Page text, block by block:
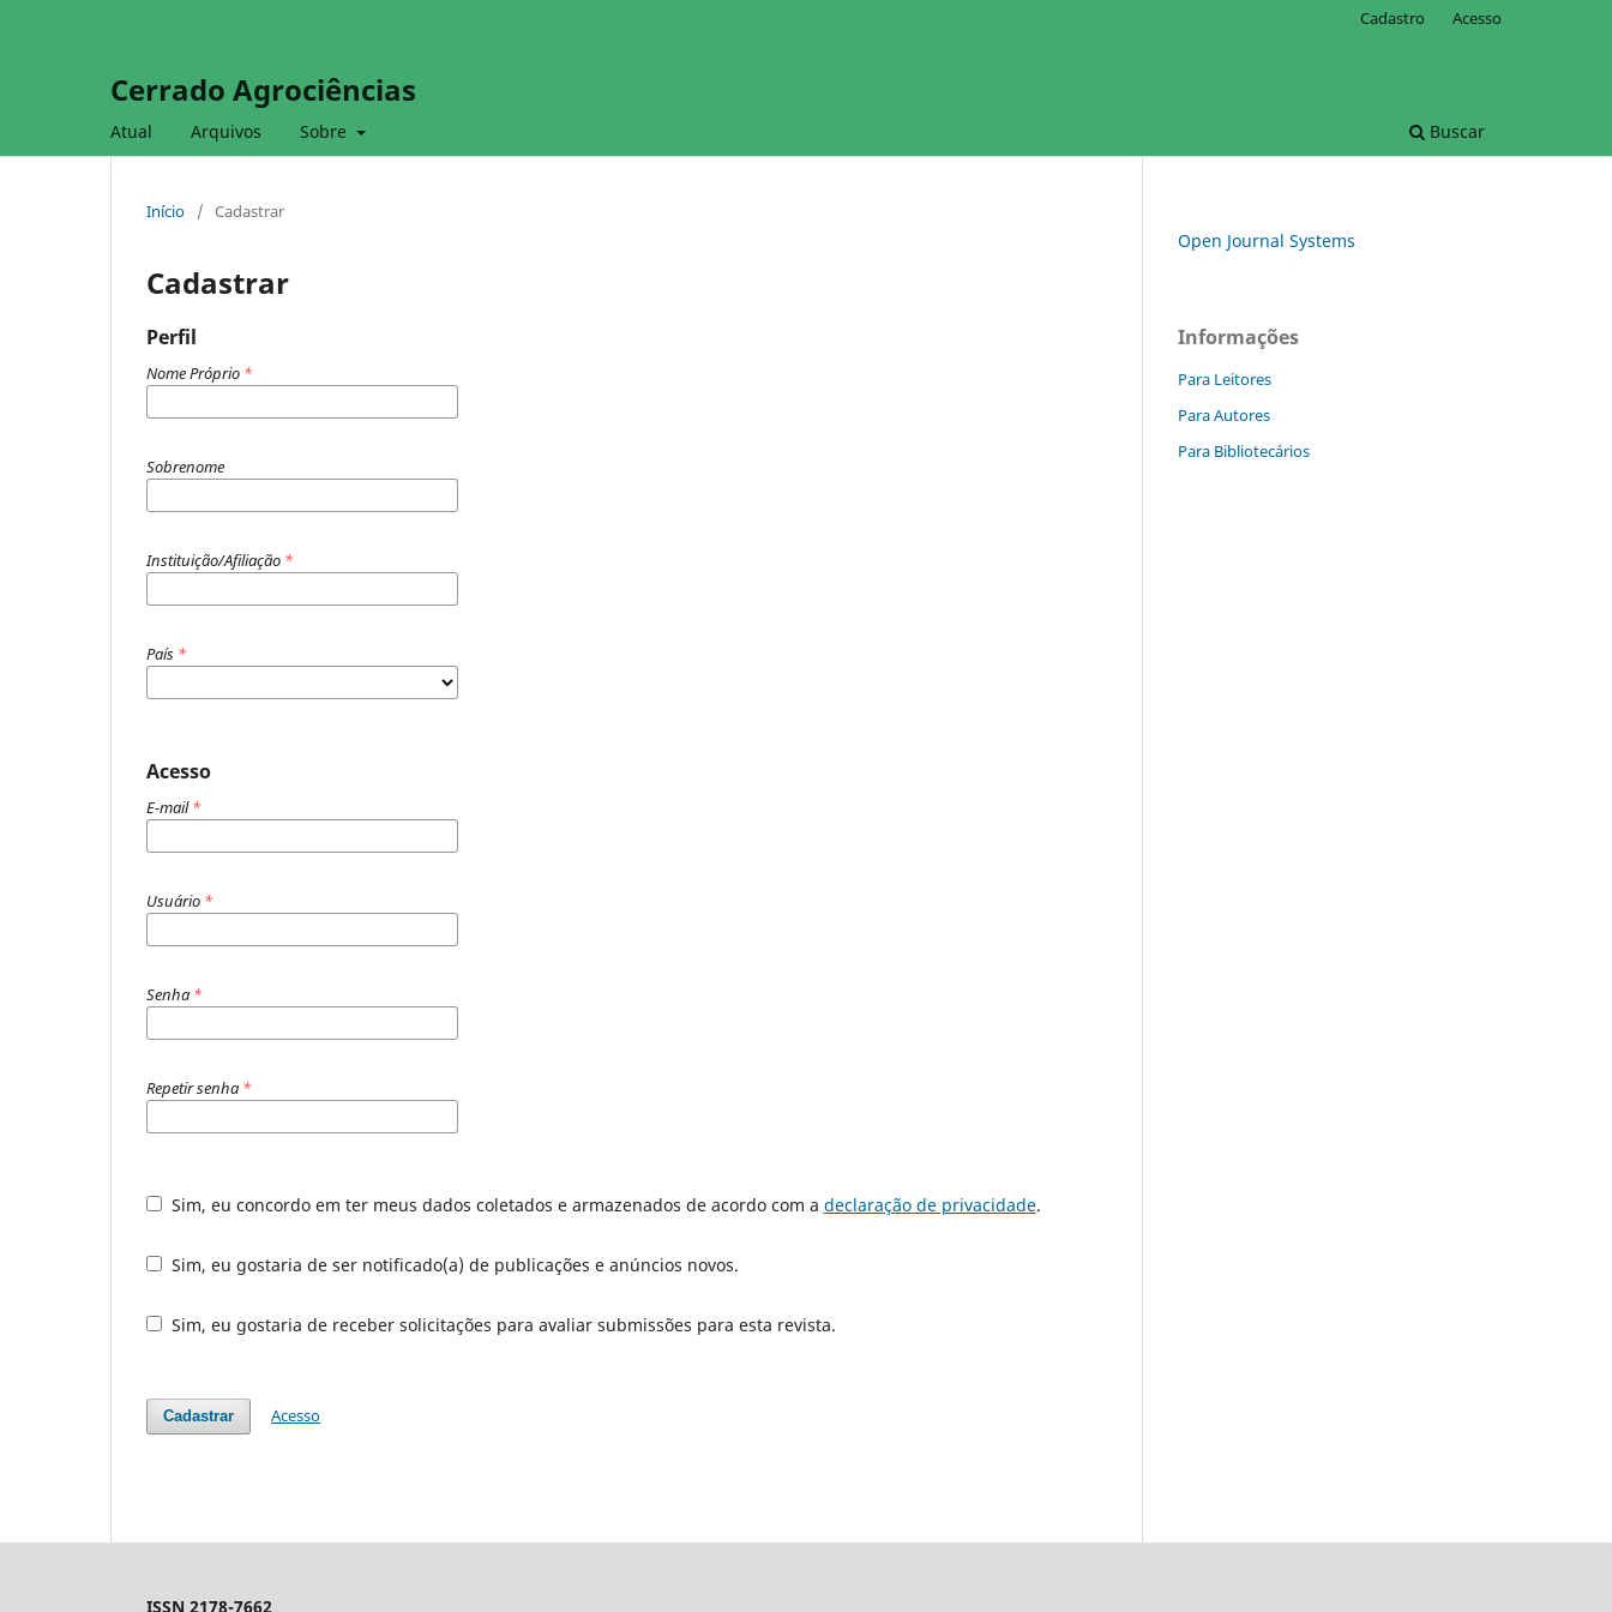
Cerrado Agrociências
Atual Arquivos Sobre Buscar
Cadastro Acesso
Início / Cadastrar
Cadastrar
Perfil
Nome Próprio *
Sobrenome
Instituição/Afiliação *
País *
Acesso
E-mail*
Usuário *
Senha *
Repetir senha *
Sim, eu concordo em ter meus dados coletados e armazenados de acordo com a declaração de privacidade.
Sim, eu gostaria de ser notificado(a) de publicações e anúncios novos.
Sim, eu gostaria de receber solicitações para avaliar submissões para esta revista.
Cadastrar Acesso
Open Journal Systems
Informações
Para Leitores
Para Autores
Para Bibliotecários
ISSN 2178-7662